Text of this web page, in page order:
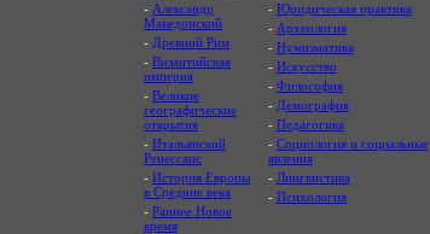
- Александр
Македонский
- Древний Рим
- Византийская
империя
- Великие
географические
открытия
- Итальянский
Ренессанс
- История Европы
в Средние века
- Раннее Новое
время
- Юридическая практика
- Археология
- Нумизматика
- Искусство
- Философия
- Демография
- Педагогика
- Социология и социальные
явления
- Лингвистика
- Психология